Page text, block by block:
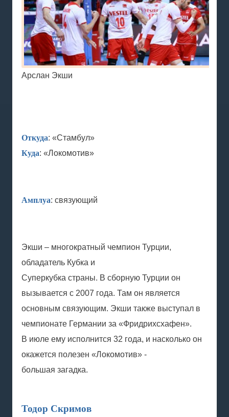
Арслан Экши
Откуда: «Стамбул»
Куда: «Локомотив»
Амплуа: связующий
Экши – многократный чемпион Турции,
обладатель Кубка и
Суперкубка страны. В сборную Турции он
вызывается с 2007 года. Там он является
основным связующим. Экши также выступал в
чемпионате Германии за «Фридрихсхафен».
В июле ему исполнится 32 года, и насколько он
окажется полезен «Локомотив» -
большая загадка.
Тодор Скримов